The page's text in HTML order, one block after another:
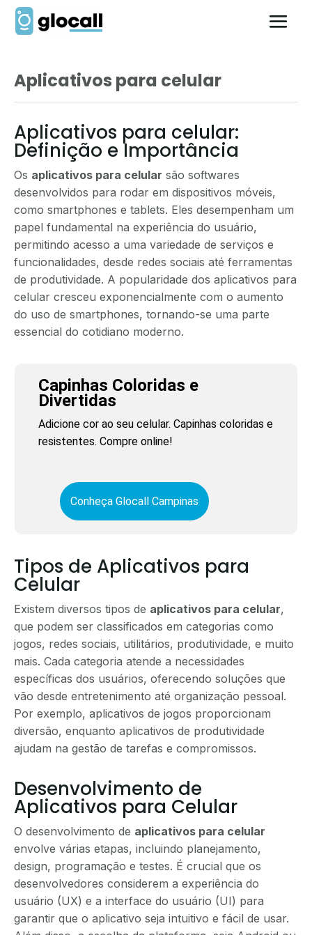
Aplicativos para celular
Aplicativos para celular:
Definição e Importância
Os aplicativos para celular são softwares
desenvolvidos para rodar em dispositivos móveis,
como smartphones e tablets. Eles desempenham um
papel fundamental na experiência do usuário,
permitindo acesso a uma variedade de serviços e
funcionalidades, desde redes sociais até ferramentas
de produtividade. A popularidade dos aplicativos para
celular cresceu exponencialmente com o aumento
do uso de smartphones, tornando-se uma parte
essencial do cotidiano moderno.
Capinhas Coloridas e
Divertidas
Adicione cor ao seu celular. Capinhas coloridas e
resistentes. Compre online!
Conheça Glocall Campinas
Tipos de Aplicativos para
Celular
Existem diversos tipos de aplicativos para celular,
que podem ser classificados em categorias como
jogos, redes sociais, utilitários, produtividade, e muito
mais. Cada categoria atende a necessidades
específicas dos usuários, oferecendo soluções que
vão desde entretenimento até organização pessoal.
Por exemplo, aplicativos de jogos proporcionam
diversão, enquanto aplicativos de produtividade
ajudam na gestão de tarefas e compromissos.
Desenvolvimento de
Aplicativos para Celular
O desenvolvimento de aplicativos para celular
envolve várias etapas, incluindo planejamento,
design, programação e testes. É crucial que os
desenvolvedores considerem a experiência do
usuário (UX) e a interface do usuário (UI) para
garantir que o aplicativo seja intuitivo e fácil de usar.